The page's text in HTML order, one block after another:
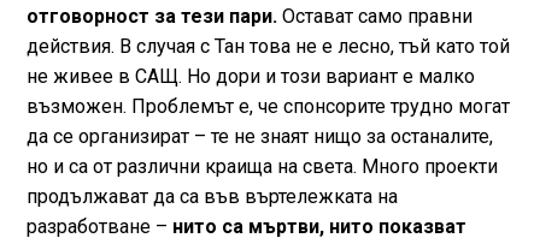
отговорност за тези пари.Остават само правни
действия. В случая с Тан това не е лесно, тъй като той
не живее в САЩ. Но дори и този вариант е малко
възможен. Проблемът е, че спонсорите трудно могат
да се организират – те не знаят нищо за останалите,
но и са от различни краища на света. Много проекти
продължават да са във въртележката на
разработване – нито са мъртви, нито показват